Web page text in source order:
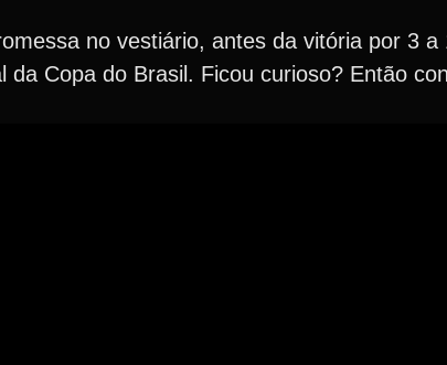
no vestiário, antes da vitória por 3 a
da Copa do Brasil. Ficou curioso? Então